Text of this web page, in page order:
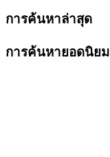
การค้นหาล่าสุด
การค้นหายอดนิยม